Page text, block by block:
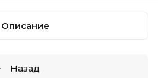
Описание
Назад